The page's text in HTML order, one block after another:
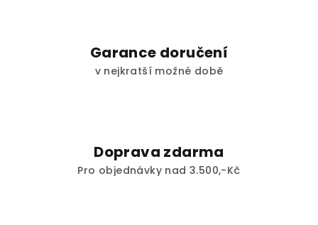
Garance doručení
v nejkratší možné době
Doprava zdarma
Pro objednávky nad 3.500,-Kč